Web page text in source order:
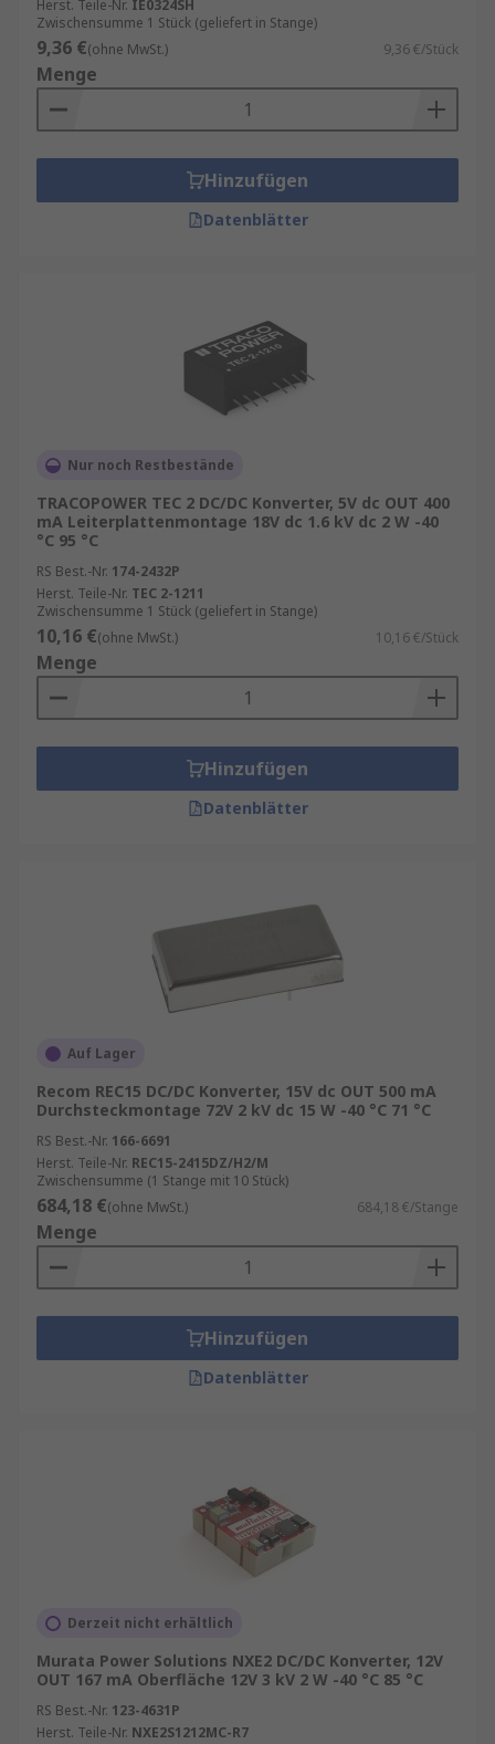
Hier finden SieZubehör für einen DC/AC-
Wandler
Herst. Teile-Nr. IE0324SH
Zwischensumme 1 Stück (geliefert in Stange)
9,36 €(ohne MwSt.) 9,36 €/Stück
Menge
Hinzufügen
Datenblätter
Nur noch Restbestände
TRACOPOWER TEC 2 DC/DC Konverter, 5V dc OUT 400
mA Leiterplattenmontage 18V dc 1.6 kV dc 2 W -40
°C 95 °C
RS Best.-Nr. 174-2432P
Herst. Teile-Nr. TEC 2-1211
Zwischensumme 1 Stück (geliefert in Stange)
10,16 €(ohne MwSt.) 10,16 €/Stück
Menge
Hinzufügen
Datenblätter
Auf Lager
Recom REC15 DC/DC Konverter, 15V dc OUT 500 mA
Durchsteckmontage 72V 2 kV dc 15 W -40 °C 71 °C
RS Best.-Nr. 166-6691
Herst. Teile-Nr. REC15-2415DZ/H2/M
Zwischensumme (1 Stange mit 10 Stück)
684,18 €(ohne MwSt.) 684,18 €/Stange
Menge
Hinzufügen
Datenblätter
Derzeit nicht erhältlich
Murata Power Solutions NXE2 DC/DC Konverter, 12V
OUT 167 mA Oberfläche 12V 3 kV 2 W -40 °C 85 °C
RS Best.-Nr. 123-4631P
Herst. Teile-Nr. NXE2S1212MC-R7